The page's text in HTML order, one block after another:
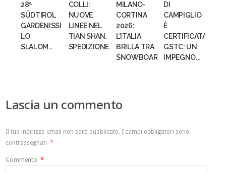
28ª
SÜDTIROL
GARDENISSIMA:
LO
SLALOM...
COLLI:
NUOVE
LINEE NEL
TIAN SHAN.
SPEDIZIONE...
MILANO-
CORTINA
2026:
L’ITALIA
BRILLA TRA
SNOWBOARD...
DI
CAMPIGLIO
È
CERTIFICATA
GSTC: UN
IMPEGNO...
Lascia un commento
Il tuo indirizzo email non sarà pubblicato. I campi obbligatori sono
contrassegnati *
Commento *